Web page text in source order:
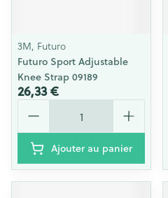
3M, Futuro
Futuro Sport Adjustable
Knee Strap 09189
26,33 €
Quantité
Ajouter au panier